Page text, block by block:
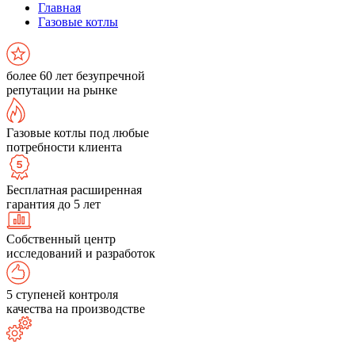
Главная
Газовые котлы
более 60 лет безупречной
репутации на рынке
Газовые котлы под любые
потребности клиента
Бесплатная расширенная
гарантия до 5 лет
Собственный центр
исследований и разработок
5 ступеней контроля
качества на производстве